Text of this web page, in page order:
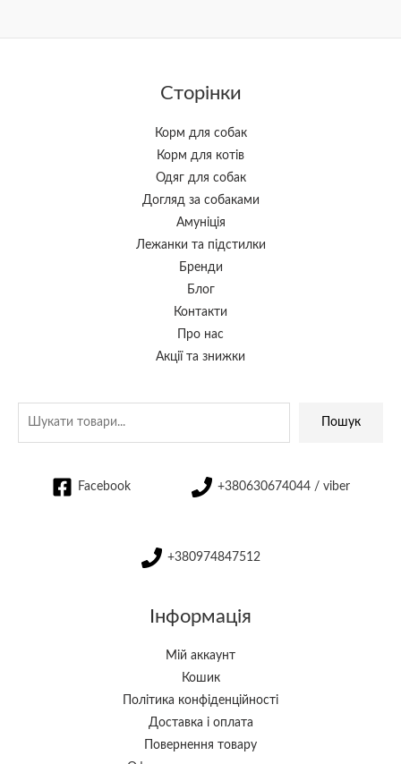
Сторінки
Корм для собак
Корм для котів
Одяг для собак
Догляд за собаками
Амуніція
Лежанки та підстилки
Бренди
Блог
Контакти
Про нас
Акції та знижки
Пошук
Facebook +380630674044 / viber
+380974847512
Інформація
Мій аккаунт
Кошик
Політика конфіденційності
Доставка і оплата
Повернення товару